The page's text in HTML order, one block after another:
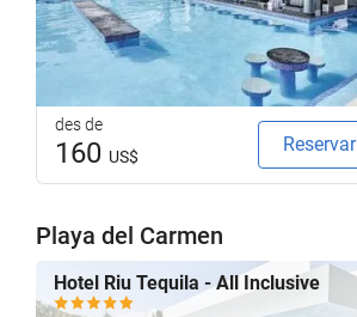
des de
160 US$
Reservar
Playa del Carmen
Hotel Riu Tequila - All Inclusive